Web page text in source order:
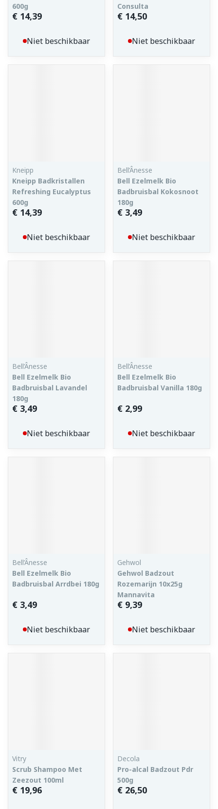
600g
€ 14,39
Niet beschikbaar
Consulta
€ 14,50
Niet beschikbaar
Kneipp
Kneipp Badkristallen
Refreshing Eucalyptus
600g
€ 14,39
Niet beschikbaar
Bell’Ânesse
Bell Ezelmelk Bio
Badbruisbal Kokosnoot
180g
€ 3,49
Niet beschikbaar
Bell’Ânesse
Bell Ezelmelk Bio
Badbruisbal Lavandel
180g
€ 3,49
Niet beschikbaar
Bell’Ânesse
Bell Ezelmelk Bio
Badbruisbal Vanilla 180g
€ 2,99
Niet beschikbaar
Bell’Ânesse
Bell Ezelmelk Bio
Badbruisbal Arrdbei 180g
€ 3,49
Niet beschikbaar
Gehwol
Gehwol Badzout
Rozemarijn 10x25g
Mannavita
€ 9,39
Niet beschikbaar
Vitry
Scrub Shampoo Met
Zeezout 100ml
€ 19,96
Decola
Pro-alcal Badzout Pdr
500g
€ 26,50